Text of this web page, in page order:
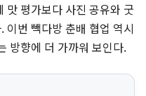
맛 평가보다 사진 공유와 굿
이번 빽다방 춘배 협업 역시
방향에 더 가까워 보인다.